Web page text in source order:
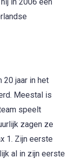
20 jaar in het
Meestal is
speelt
zagen ze
1. Zijn eerste
al in zijn eerste